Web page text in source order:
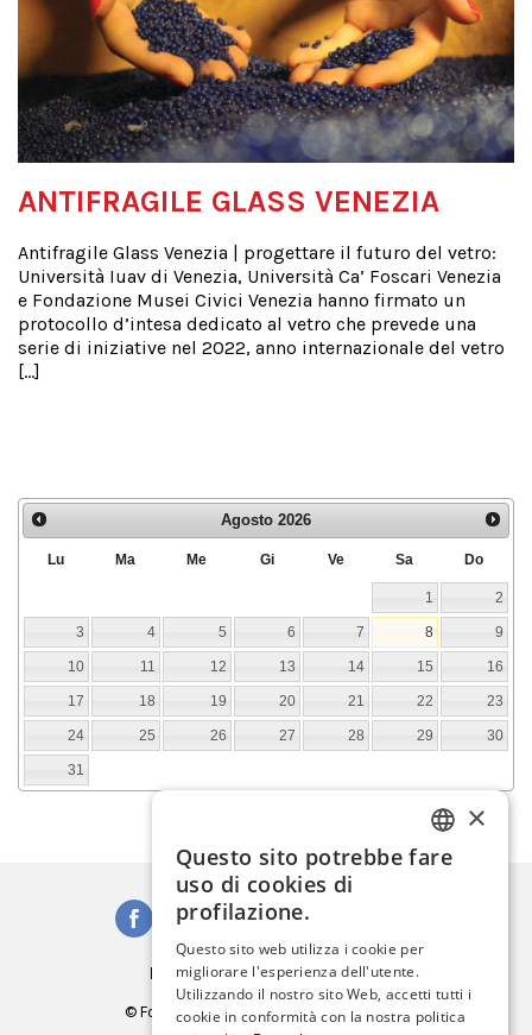
ANTIFRAGILE GLASS VENEZIA
Antifragile Glass Venezia | progettare il futuro del vetro:
Università Iuav di Venezia, Università Ca’ Foscari Venezia
e Fondazione Musei Civici Venezia hanno firmato un
protocollo d’intesa dedicato al vetro che prevede una
serie di iniziative nel 2022, anno internazionale del vetro
[…]
Agosto 2026
Lu Ma Me Gi Ve Sa Do
1 2
3 4 5 6 7 8 9
10 11 12 13 14 15 16
17 18 19 20 21 22 23
24 25 26 27 28 29 30
31
Iscriviti alla Newsletter
© Fondazione Musei Civici di Venezia
ITALIAN
GERMAN
FRENCH
×
Questo sito potrebbe fare
uso di cookies di
profilazione.
Questo sito web utilizza i cookie per
migliorare l'esperienza dell'utente.
Utilizzando il nostro sito Web, accetti tutti i
cookie in conformità con la nostra politica